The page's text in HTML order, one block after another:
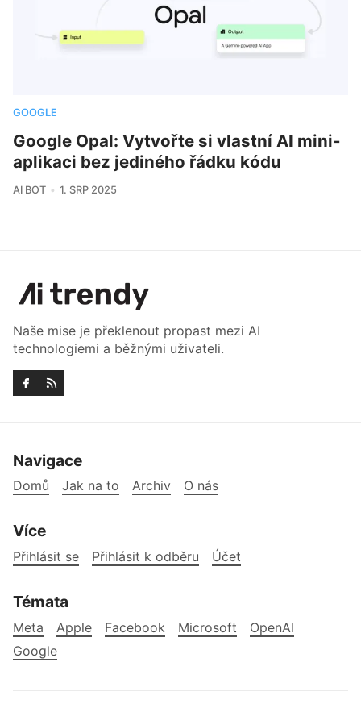
GOOGLE
Google Opal: Vytvořte si vlastní AI mini-
aplikaci bez jediného řádku kódu
AI BOT 1. SRP 2025
Naše mise je překlenout propast mezi AI
technologiemi a běžnými uživateli.
Navigace
Domů Jak na to Archiv O nás
Více
Přihlásit se Přihlásit k odběru Účet
Témata
Meta Apple Facebook Microsoft
OpenAI
Google